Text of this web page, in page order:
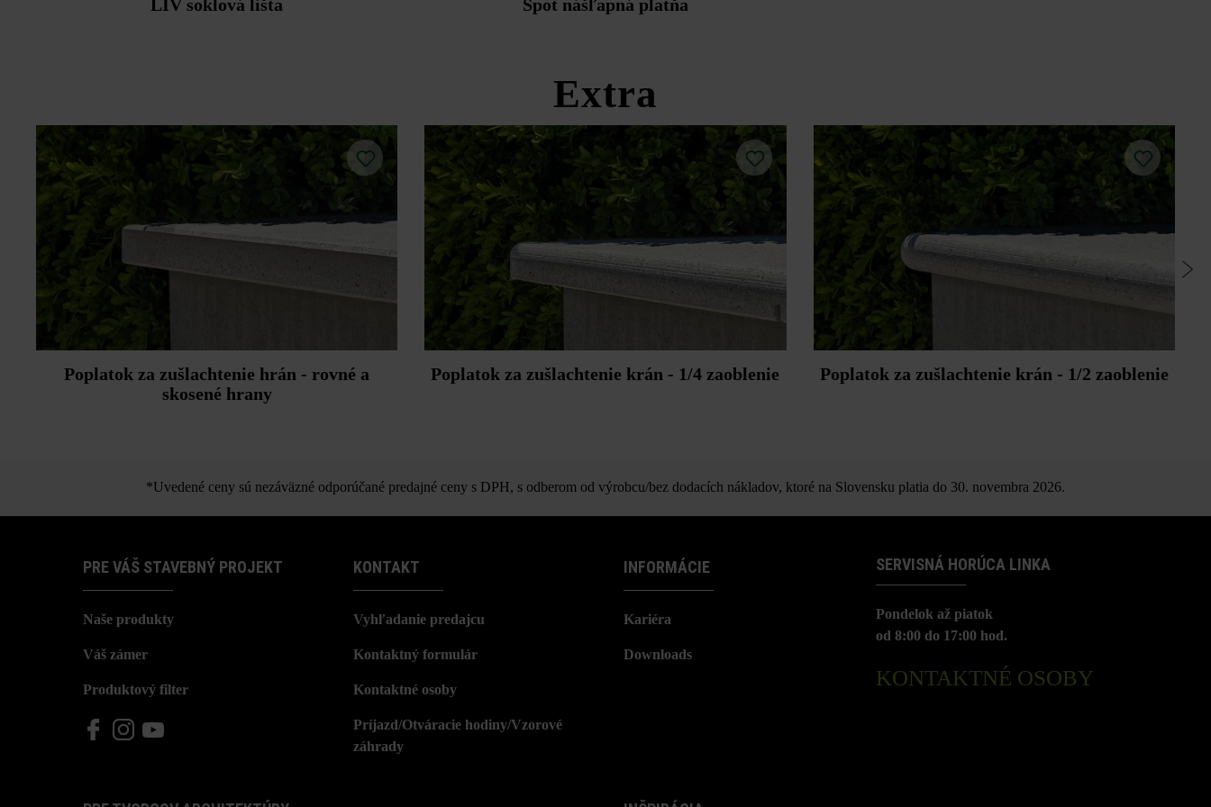
LIV soklová lišta Spot nášľapná platňa
Extra
Poplatok za zušlachtenie hrán - rovné a
skosené hrany
Poplatok za zušlachtenie krán - 1/4 zaoblenie Poplatok za zušlachtenie krán - 1/2 zaoblenie
*Uvedené ceny sú nezáväzné odporúčané predajné ceny s DPH, s odberom od výrobcu/bez dodacích nákladov, ktoré na Slovensku platia do 30. novembra 2026.
PRE VÁŠ STAVEBNÝ PROJEKT
Naše produkty
Váš zámer
Produktový filter
KONTAKT
Vyhľadanie predajcu
Kontaktný formulár
Kontaktné osoby
Príjazd/Otváracie hodiny/Vzorové
záhrady
INFORMÁCIE
Kariéra
Downloads
SERVISNÁ HORÚCA LINKA
Pondelok až piatok
od 8:00 do 17:00 hod.
KONTAKTNÉ OSOBY